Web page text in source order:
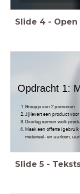
Slide 4 - Open
Opdracht 1:
Groepje van 2 personen
Jij levert een product voor
Overleg samen welk
Maak een offerte (gebruik
materiaal- en uurloon,
Slide 5 -